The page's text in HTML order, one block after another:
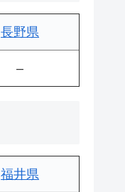
長野県
–
福井県